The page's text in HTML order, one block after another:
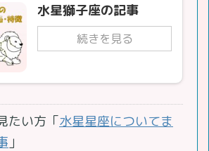
水星獅子座の記事
続きを見る
たい方「水星星座についてま
」